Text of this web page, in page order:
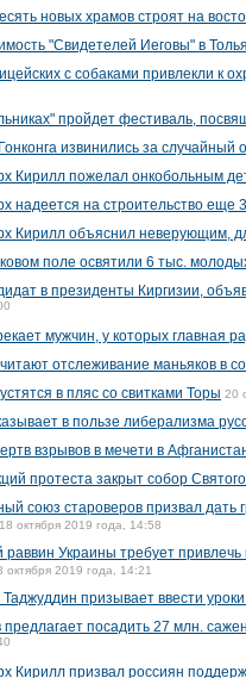
новых храмов строят на
"Свидетелей Иеговы" в
с собаками привлекли к
пройдет фестиваль,
извинились за случайный
Кирилл пожелал онкобольным
надеется на строительство еще
Кирилл объяснил неверующим,
поле освятили 6 тыс.
в президенты Киргизии,
мужчин, у которых главная
отслеживание маньяков в
в пляс со свитками Торы 20
в пользе либерализма
взрывов в мечети в
протеста закрыт собор
союз староверов призвал дать
18 октября 2019 года, 14:58
раввин Украины требует привлечь
октября 2019 года, 14:21
призывает ввести
предлагает посадить 27 млн.
Кирилл призвал россиян